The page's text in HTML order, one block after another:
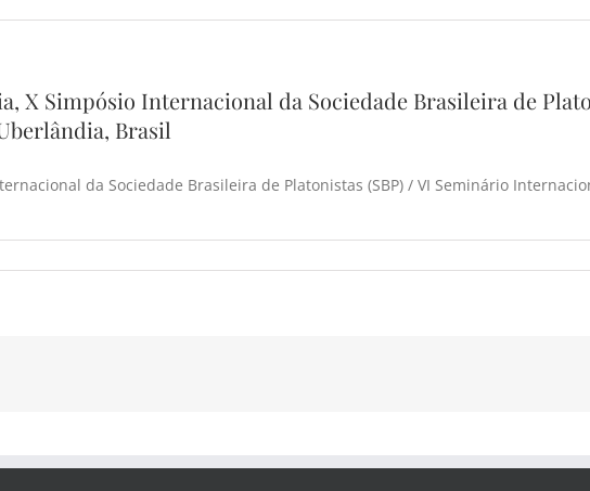
X Simpósio Internacional da Sociedade Brasileira de
Brasil
da Sociedade Brasileira de Platonistas (SBP) / VI Seminário